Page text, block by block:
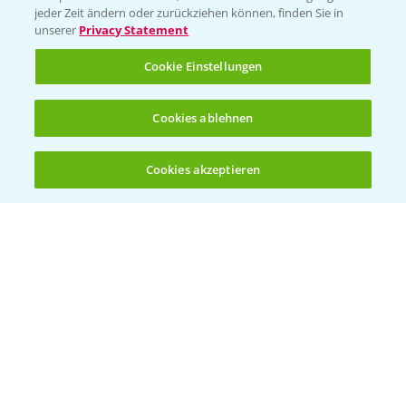
Welches Frühjahrsherbizid im Weizen
einsetzen?
12.03.2025
(noch 4)
jeder Zeit ändern oder zurückziehen können, finden Sie in
unserer Privacy Statement
Cookie Einstellungen
Cookies ablehnen
Cookies akzeptieren